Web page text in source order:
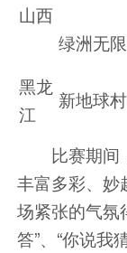
山西
绿洲无
黑龙
江
新地球
比赛期间
丰富多彩、妙
场紧张的气氛
答”、“你说我